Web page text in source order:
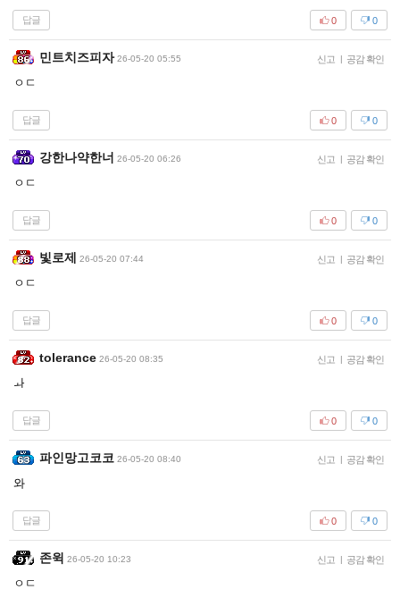
답글 0
0
민트치즈피자 26-05-20 05:55 신고 | 공감 확인
ㅇㄷ
답글 0
0
강한나약한너 26-05-20 06:26 신고 | 공감 확인
ㅇㄷ
답글 0
0
빛로제 26-05-20 07:44 신고 | 공감 확인
ㅇㄷ
답글 0
0
tolerance 26-05-20 08:35 신고 | 공감 확인
ㅘ
답글 0
0
파인망고코코 26-05-20 08:40 신고 | 공감 확인
와
답글 0
0
존윅 26-05-20 10:23 신고 | 공감 확인
ㅇㄷ